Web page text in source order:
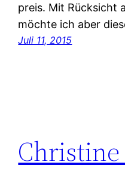
preis. Mit Rücksicht
möchte ich aber
Juli 11, 2015